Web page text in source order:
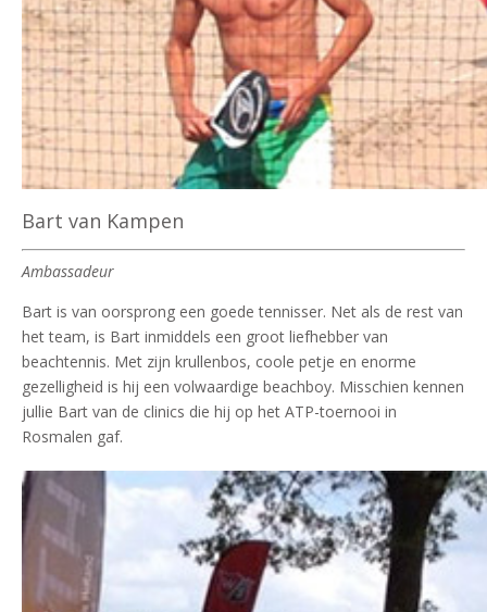
Bart van Kampen
Ambassadeur
Bart is van oorsprong een goede tennisser. Net als de rest van
het team, is Bart inmiddels een groot liefhebber van
beachtennis. Met zijn krullenbos, coole petje en enorme
gezelligheid is hij een volwaardige beachboy. Misschien kennen
jullie Bart van de clinics die hij op het ATP-toernooi in
Rosmalen gaf.